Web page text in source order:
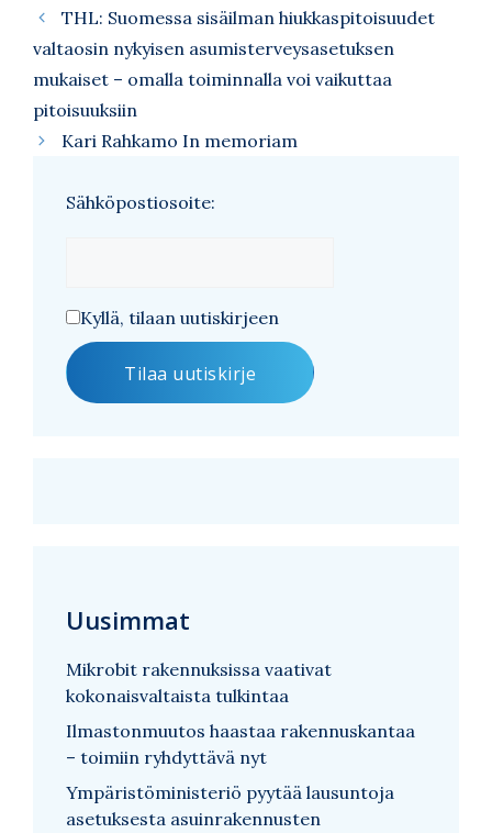
THL: Suomessa sisäilman hiukkaspitoisuudet
valtaosin nykyisen asumisterveysasetuksen
mukaiset – omalla toiminnalla voi vaikuttaa
pitoisuuksiin
Kari Rahkamo In memoriam
Sähköpostiosoite:
Kyllä, tilaan uutiskirjeen
Uusimmat
Mikrobit rakennuksissa vaativat
kokonaisvaltaista tulkintaa
Ilmastonmuutos haastaa rakennuskantaa
– toimiin ryhdyttävä nyt
Ympäristöministeriö pyytää lausuntoja
asetuksesta asuinrakennusten